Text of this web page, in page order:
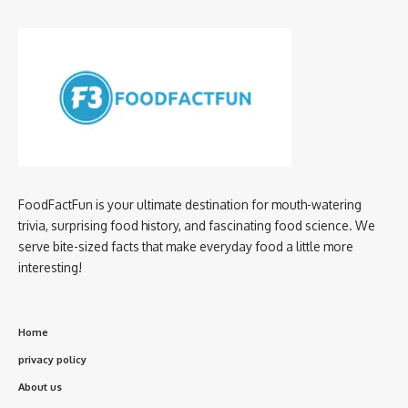
FoodFactFun is your ultimate destination for mouth-watering
trivia, surprising food history, and fascinating food science. We
serve bite-sized facts that make everyday food a little more
interesting!
Home
privacy policy
About us